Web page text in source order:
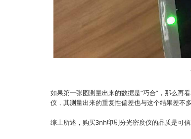
如果第一张图测量出来的数据是“巧合”，那么再
仪，其测量出来的重复性偏差也与这个结果差不多
综上所述，购买3nh印刷分光密度仪的品质是可信